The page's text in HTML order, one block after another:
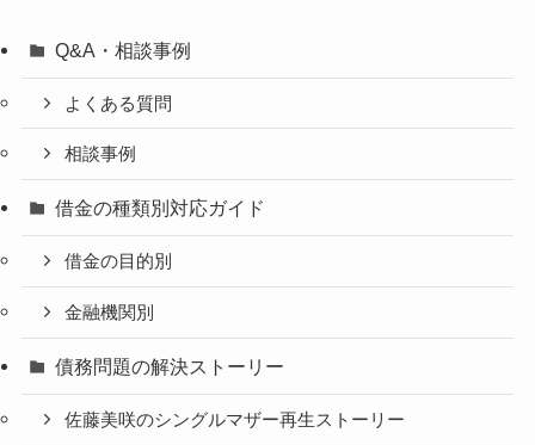
Q&A・相談事例
よくある質問
相談事例
借金の種類別対応ガイド
借金の目的別
金融機関別
債務問題の解決ストーリー
佐藤美咲のシングルマザー再生ストーリー